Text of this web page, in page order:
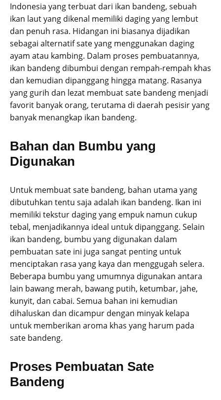
Indonesia yang terbuat dari ikan bandeng, sebuah
ikan laut yang dikenal memiliki daging yang lembut
dan penuh rasa. Hidangan ini biasanya dijadikan
sebagai alternatif sate yang menggunakan daging
ayam atau kambing. Dalam proses pembuatannya,
ikan bandeng dibumbui dengan rempah-rempah khas
dan kemudian dipanggang hingga matang. Rasanya
yang gurih dan lezat membuat sate bandeng menjadi
favorit banyak orang, terutama di daerah pesisir yang
banyak menangkap ikan bandeng.
Bahan dan Bumbu yang
Digunakan
Untuk membuat sate bandeng, bahan utama yang
dibutuhkan tentu saja adalah ikan bandeng. Ikan ini
memiliki tekstur daging yang empuk namun cukup
tebal, menjadikannya ideal untuk dipanggang. Selain
ikan bandeng, bumbu yang digunakan dalam
pembuatan sate ini juga sangat penting untuk
menciptakan rasa yang kaya dan menggugah selera.
Beberapa bumbu yang umumnya digunakan antara
lain bawang merah, bawang putih, ketumbar, jahe,
kunyit, dan cabai. Semua bahan ini kemudian
dihaluskan dan dicampur dengan minyak kelapa
untuk memberikan aroma khas yang harum pada
sate bandeng.
Proses Pembuatan Sate
Bandeng